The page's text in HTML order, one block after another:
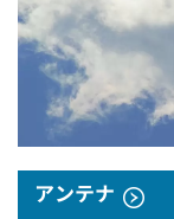
アンテナ